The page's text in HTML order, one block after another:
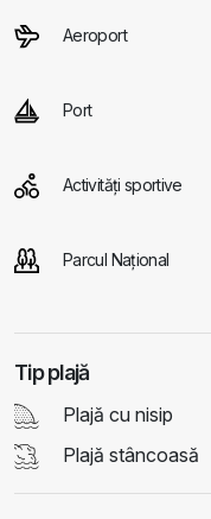
Aeroport
Port
Activităţi sportive
Parcul Național
Tip plajă
Plajă cu nisip
Plajă stâncoasă